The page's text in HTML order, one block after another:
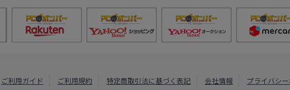
ご利用ガイド ご利用規約 特定商取引法に基づく表記 会社情報 プライバシ